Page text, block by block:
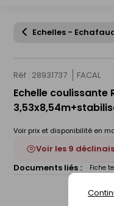
Echelles -
Réf : 28931737 FACAL
Echelle coulissante
Voir prix et disponibilité en
Voir les 9
Documents liés :
Fiche